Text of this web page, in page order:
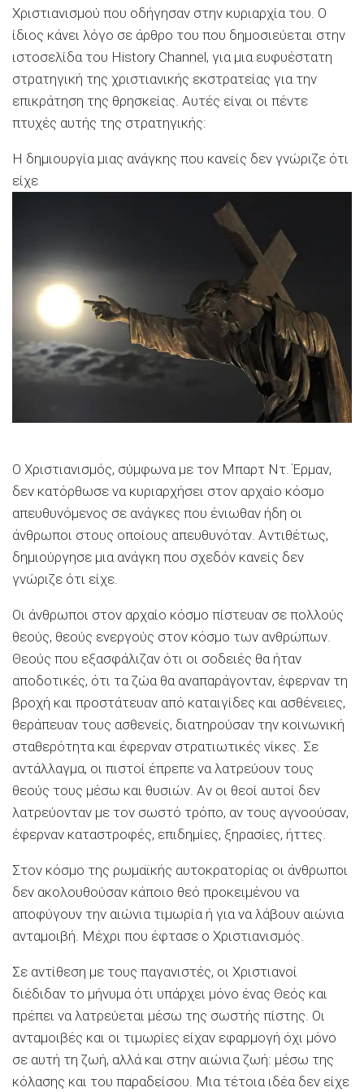
Χριστιανισμού που οδήγησαν στην κυριαρχία του. Ο
ίδιος κάνει λόγο σε άρθρο του που δημοσιεύεται στην
ιστοσελίδα του History Channel, για μια ευφυέστατη
στρατηγική της χριστιανικής εκστρατείας για την
επικράτηση της θρησκείας. Αυτές είναι οι πέντε
πτυχές αυτής της στρατηγικής:
Η δημιουργία μιας ανάγκης που κανείς δεν γνώριζε ότι
είχε
Ο Χριστιανισμός, σύμφωνα με τον Μπαρτ Ντ. Έρμαν,
δεν κατόρθωσε να κυριαρχήσει στον αρχαίο κόσμο
απευθυνόμενος σε ανάγκες που ένιωθαν ήδη οι
άνθρωποι στους οποίους απευθυνόταν. Αντιθέτως,
δημιούργησε μια ανάγκη που σχεδόν κανείς δεν
γνώριζε ότι είχε.
Οι άνθρωποι στον αρχαίο κόσμο πίστευαν σε πολλούς
θεούς, θεούς ενεργούς στον κόσμο των ανθρώπων.
Θεούς που εξασφάλιζαν ότι οι σοδειές θα ήταν
αποδοτικές, ότι τα ζώα θα αναπαράγονταν, έφερναν τη
βροχή και προστάτευαν από καταιγίδες και ασθένειες,
θεράπευαν τους ασθενείς, διατηρούσαν την κοινωνική
σταθερότητα και έφερναν στρατιωτικές νίκες. Σε
αντάλλαγμα, οι πιστοί έπρεπε να λατρεύουν τους
θεούς τους μέσω και θυσιών. Αν οι θεοί αυτοί δεν
λατρεύονταν με τον σωστό τρόπο, αν τους αγνοούσαν,
έφερναν καταστροφές, επιδημίες, ξηρασίες, ήττες.
Στον κόσμο της ρωμαϊκής αυτοκρατορίας οι άνθρωποι
δεν ακολουθούσαν κάποιο θεό προκειμένου να
αποφύγουν την αιώνια τιμωρία ή για να λάβουν αιώνια
ανταμοιβή. Μέχρι που έφτασε ο Χριστιανισμός.
Σε αντίθεση με τους παγανιστές, οι Χριστιανοί
διέδιδαν το μήνυμα ότι υπάρχει μόνο ένας Θεός και
πρέπει να λατρεύεται μέσω της σωστής πίστης. Οι
ανταμοιβές και οι τιμωρίες είχαν εφαρμογή όχι μόνο
σε αυτή τη ζωή, αλλά και στην αιώνια ζωή: μέσω της
κόλασης και του παραδείσου. Μια τέτοια ιδέα δεν είχε